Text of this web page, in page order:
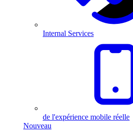
Internal Services
de l'expérience mobile réelle
Nouveau